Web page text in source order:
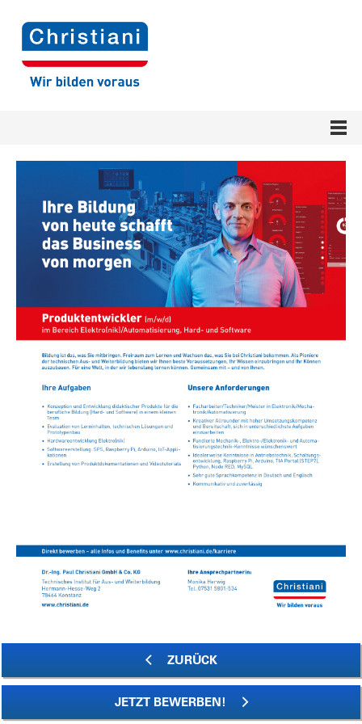
ZURÜCK
JETZT BEWERBEN!